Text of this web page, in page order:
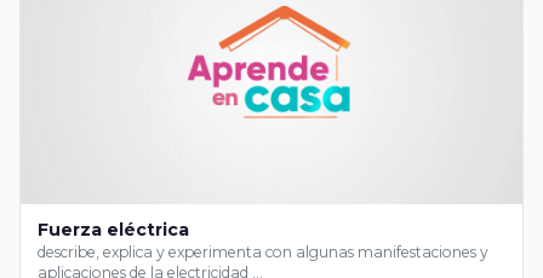
Fuerza eléctrica
describe, explica y experimenta con algunas manifestaciones y
aplicaciones de la electricidad …